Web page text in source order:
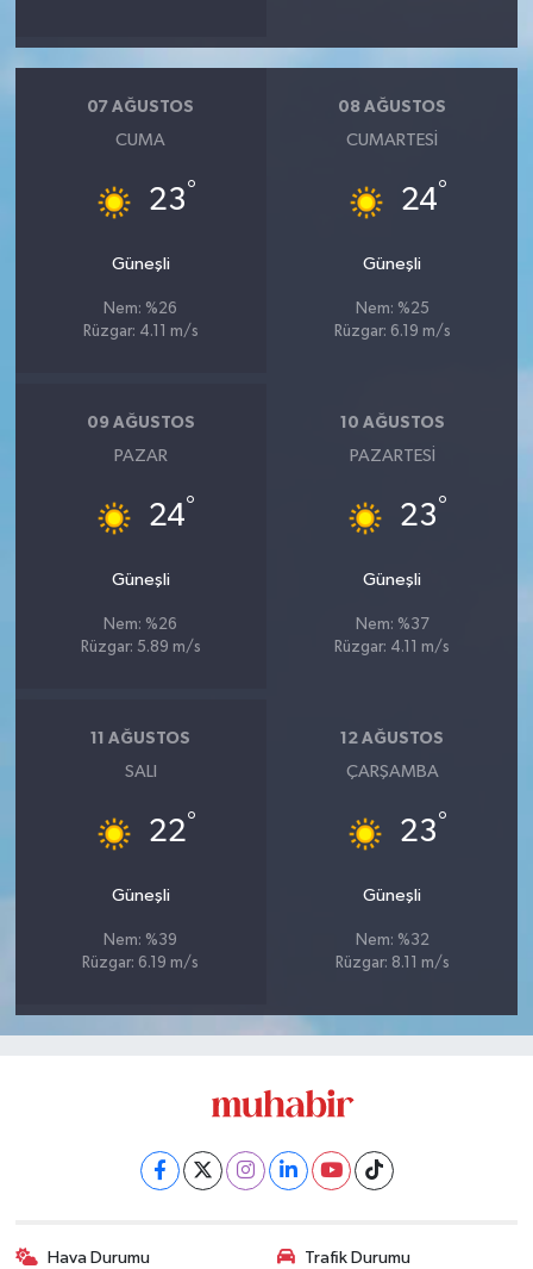
07 AĞUSTOS
CUMA
23°
Güneşli
Nem: %26
Rüzgar: 4.11 m/s
08 AĞUSTOS
CUMARTESI
24°
Güneşli
Nem: %25
Rüzgar: 6.19 m/s
09 AĞUSTOS
PAZAR
24°
Güneşli
Nem: %26
Rüzgar: 5.89 m/s
10 AĞUSTOS
PAZARTESI
23°
Güneşli
Nem: %37
Rüzgar: 4.11 m/s
11 AĞUSTOS
SALI
22°
Güneşli
Nem: %39
Rüzgar: 6.19 m/s
12 AĞUSTOS
ÇARŞAMBA
23°
Güneşli
Nem: %32
Rüzgar: 8.11 m/s
Hava Durumu Trafik Durumu